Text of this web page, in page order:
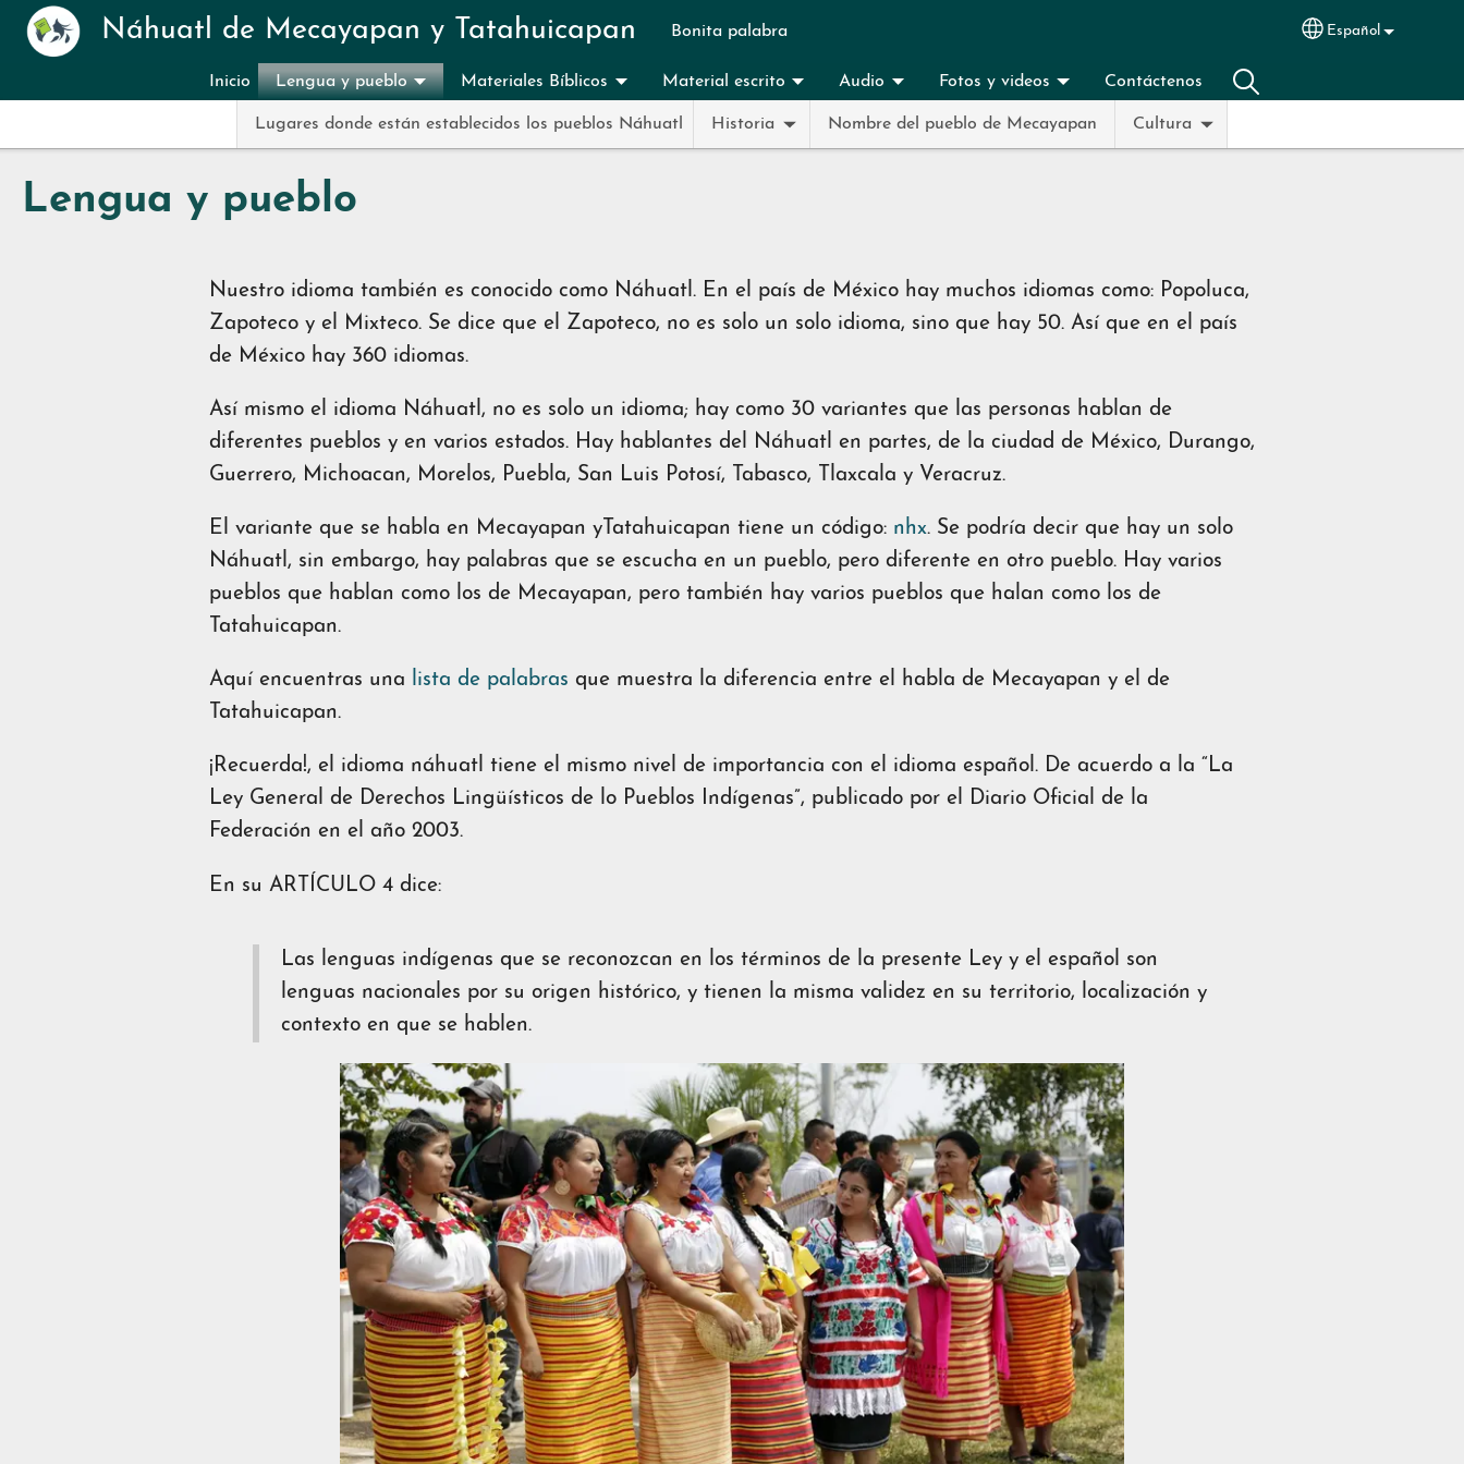
Pasar al contenido principal
Náhuatl de Mecayapan y Tatahuicapan Bonita palabra Select your
Español
Inicio Lengua y pueblo
Lugares donde están establecidos los pueblos Náhuatl Historia Nombre del pueblo de Mecayapan Cultura
Materiales Bíblicos Material escrito Audio Fotos y videos Contáctenos
Lengua y pueblo
Nuestro idioma también es conocido como Náhuatl. En el país de México hay muchos idiomas como: Popoluca,
Zapoteco y el Mixteco. Se dice que el Zapoteco, no es solo un solo idioma, sino que hay 50. Así que en el país
de México hay 360 idiomas.
Así mismo el idioma Náhuatl, no es solo un idioma; hay como 30 variantes que las personas hablan de
diferentes pueblos y en varios estados. Hay hablantes del Náhuatl en partes, de la ciudad de México, Durango,
Guerrero, Michoacan, Morelos, Puebla, San Luis Potosí, Tabasco, Tlaxcala y Veracruz.
El variante que se habla en Mecayapan yTatahuicapan tiene un código: nhx. Se podría decir que hay un solo
Náhuatl, sin embargo, hay palabras que se escucha en un pueblo, pero diferente en otro pueblo. Hay varios
pueblos que hablan como los de Mecayapan, pero también hay varios pueblos que halan como los de
Tatahuicapan.
Aquí encuentras una lista de palabras que muestra la diferencia entre el habla de Mecayapan y el de
Tatahuicapan.
¡Recuerda!, el idioma náhuatl tiene el mismo nivel de importancia con el idioma español. De acuerdo a la “La
Ley General de Derechos Lingüísticos de lo Pueblos Indígenas”, publicado por el Diario Oficial de la
Federación en el año 2003.
En su ARTÍCULO 4 dice:
Las lenguas indígenas que se reconozcan en los términos de la presente Ley y el español son
lenguas nacionales por su origen histórico, y tienen la misma validez en su territorio, localización y
contexto en que se hablen.